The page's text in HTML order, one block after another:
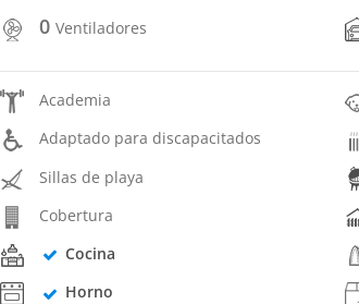
0Ventiladores
Academia
Adaptado para discapacitados
Sillas de playa
Cobertura
Cocina
Horno